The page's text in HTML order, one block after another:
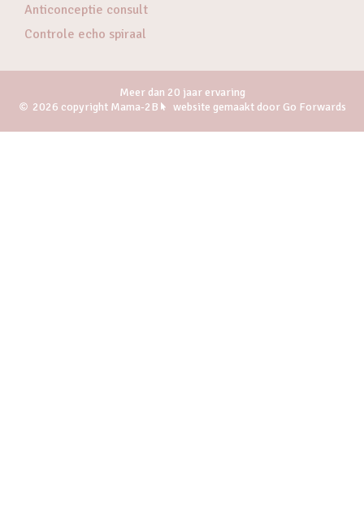
Anticonceptie consult
Controle echo spiraal
Meer dan 20 jaar ervaring
2026 copyright Mama-2B
website gemaakt door Go Forwards